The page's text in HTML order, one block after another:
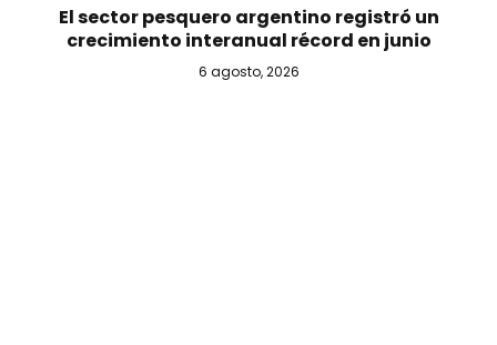
El sector pesquero argentino registró un
crecimiento interanual récord en junio
6 agosto, 2026